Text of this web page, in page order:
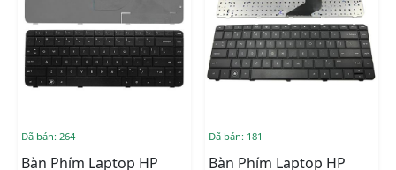
Đã bán: 264
Bàn Phím Laptop HP
Đã bán: 181
Bàn Phím Laptop HP